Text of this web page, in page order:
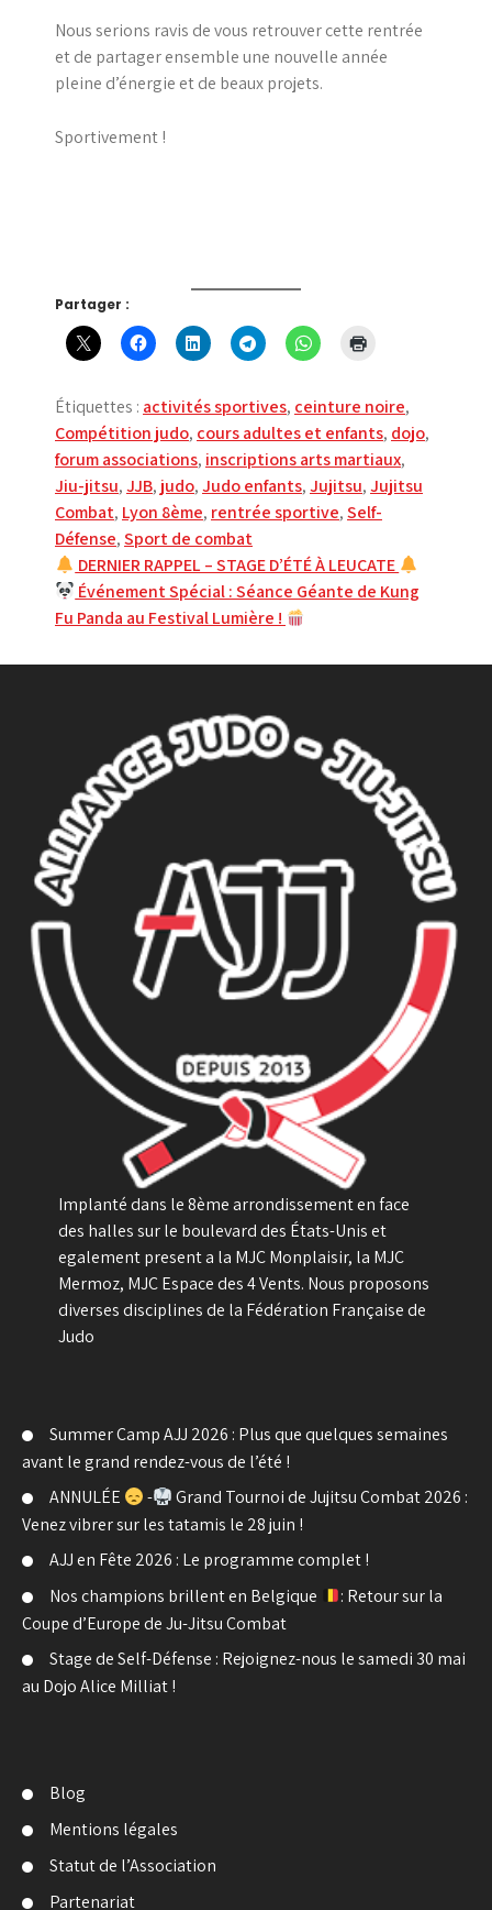
Nous serions ravis de vous retrouver cette rentrée
et de partager ensemble une nouvelle année
pleine d’énergie et de beaux projets.
Sportivement !
Partager :
Étiquettes : activités sportives, ceinture noire,
Compétition judo, cours adultes et enfants, dojo,
forum associations, inscriptions arts martiaux,
Jiu-jitsu,JJB, judo,Judo enfants,Jujitsu,Jujitsu
Combat, Lyon 8ème, rentrée sportive,Self-
Défense,Sport de combat
Navigation
de
l’article
DERNIER RAPPEL – STAGE D’ÉTÉ À LEUCATE
Événement Spécial : Séance Géante de Kung
Fu Panda au Festival Lumière !
Implanté dans le 8ème arrondissement en face
des halles sur le boulevard des États-Unis et
egalement present a la MJC Monplaisir, la MJC
Mermoz, MJC Espace des 4 Vents. Nous proposons
diverses disciplines de la Fédération Française de
Judo
Summer Camp AJJ 2026 : Plus que quelques semaines
avant le grand rendez-vous de l’été !
ANNULÉE
-
Grand Tournoi de Jujitsu Combat 2026 :
Venez vibrer sur les tatamis le 28 juin !
AJJ en Fête 2026 : Le programme complet !
Nos champions brillent en Belgique
: Retour sur la
Coupe d’Europe de Ju-Jitsu Combat
Stage de Self-Défense : Rejoignez-nous le samedi 30 mai
au Dojo Alice Milliat !
Blog
Mentions légales
Statut de l’Association
Partenariat